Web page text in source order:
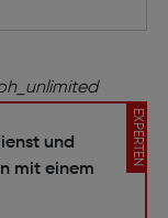
EXPERTEN
und
mit einem